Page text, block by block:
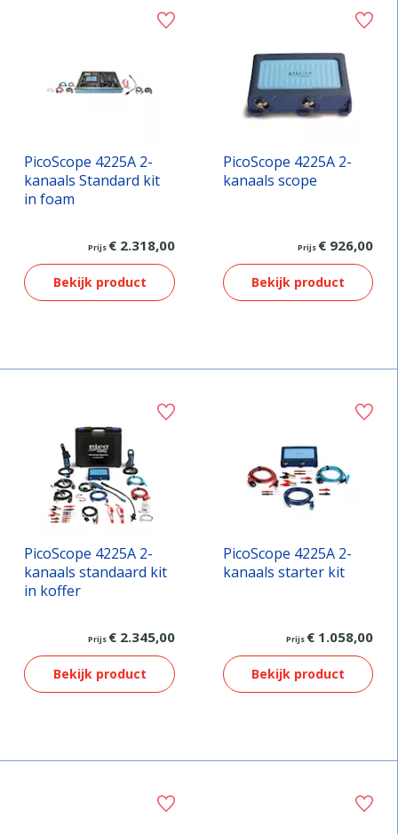
PicoScope 4225A 2-
kanaals Standard kit
in foam
Prijs € 2.318,00
Bekijk product
PicoScope 4225A 2-
kanaals scope
Prijs € 926,00
Bekijk product
PicoScope 4225A 2-
kanaals standaard kit
in koffer
Prijs € 2.345,00
Bekijk product
PicoScope 4225A 2-
kanaals starter kit
Prijs € 1.058,00
Bekijk product